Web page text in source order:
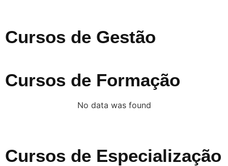
Cursos de Gestão
Cursos de Formação
No data was found
Cursos de Especialização